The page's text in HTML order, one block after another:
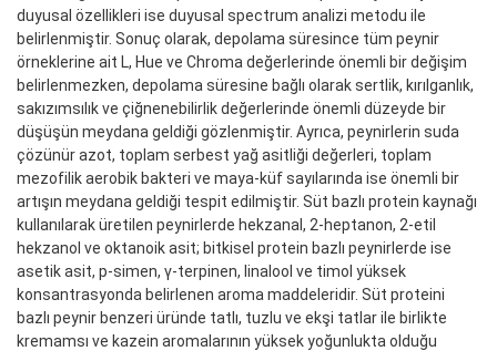
duyusal özellikleri ise duyusal spectrum analizi metodu ile
belirlenmiştir. Sonuç olarak, depolama süresince tüm peynir
örneklerine ait L, Hue ve Chroma değerlerinde önemli bir değişim
belirlenmezken, depolama süresine bağlı olarak sertlik, kırılganlık,
sakızımsılık ve çiğnenebilirlik değerlerinde önemli düzeyde bir
düşüşün meydana geldiği gözlenmiştir. Ayrıca, peynirlerin suda
çözünür azot, toplam serbest yağ asitliği değerleri, toplam
mezofilik aerobik bakteri ve maya-küf sayılarında ise önemli bir
artışın meydana geldiği tespit edilmiştir. Süt bazlı protein kaynağı
kullanılarak üretilen peynirlerde hekzanal, 2-heptanon, 2-etil
hekzanol ve oktanoik asit; bitkisel protein bazlı peynirlerde ise
asetik asit, p-simen, γ-terpinen, linalool ve timol yüksek
konsantrasyonda belirlenen aroma maddeleridir. Süt proteini
bazlı peynir benzeri üründe tatlı, tuzlu ve ekşi tatlar ile birlikte
kremamsı ve kazein aromalarının yüksek yoğunlukta olduğu